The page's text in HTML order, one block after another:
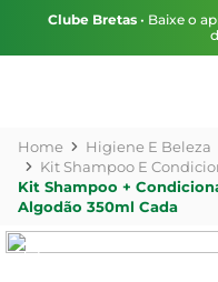
Clube Bretas • Baixe o
Higiene E Beleza
Kit Shampoo E
Kit Shampoo +
Algodão 350ml Cada